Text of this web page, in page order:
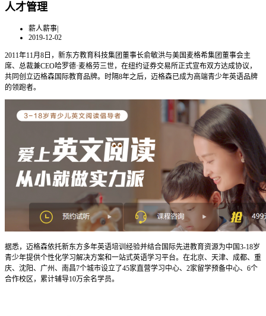
人才管理
薪人薪事|
2019-12-02
2011年11月8日，新东方教育科技集团董事长俞敏洪与美国麦格希集团董事会主
席、总裁兼CEO哈罗德·麦格劳三世，在纽约证券交易所正式宣布双方达成协议，
共同创立迈格森国际教育品牌。时隔8年之后，迈格森已成为高端青少年英语品牌
的领跑者。
据悉，迈格森依托新东方多年英语培训经验并结合国际先进教育资源为中国3-18岁
青少年提供个性化学习解决方案和一站式英语学习平台。在北京、天津、成都、重
庆、沈阳、广州、南昌7个城市设立了45家直营学习中心、2家留学预备中心、6个
合作校区，累计辅导10万余名学员。